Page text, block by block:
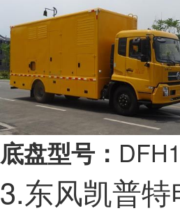
底盘型号：
3.东风凯普